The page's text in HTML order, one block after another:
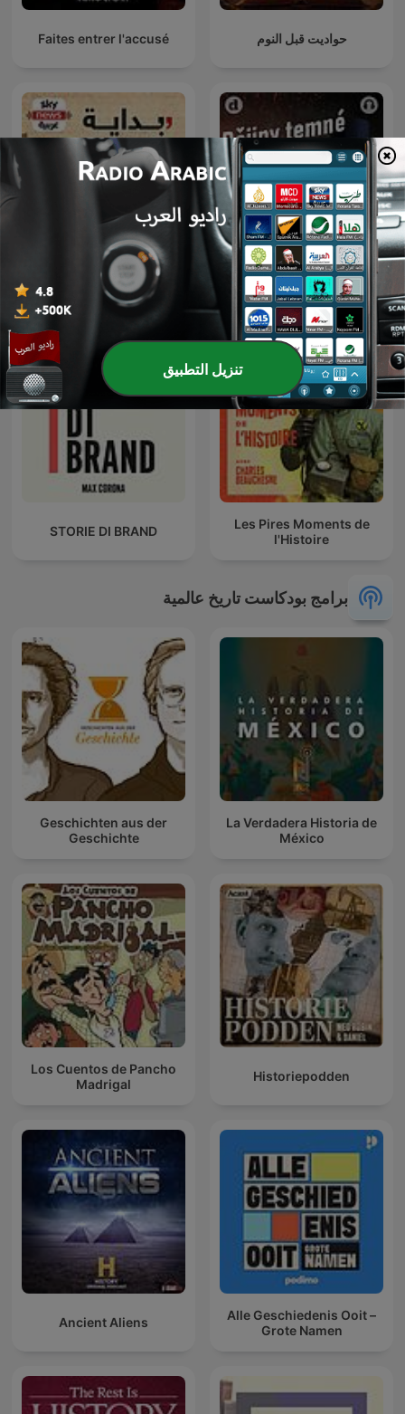
حواديت قبل النوم Faites entrer l'accusé
Tajemné dějiny بداية الحكاية
Les Pires Moments de
l'Histoire
STORIE DI BRAND
برامج بودكاست تاريخ عالمية
La Verdadera Historia de
México
Geschichten aus der
Geschichte
Historiepodden
Los Cuentos de Pancho
Madrigal
Alle Geschiedenis Ooit –
Grote Namen
Ancient Aliens
تنزيل التطبيق